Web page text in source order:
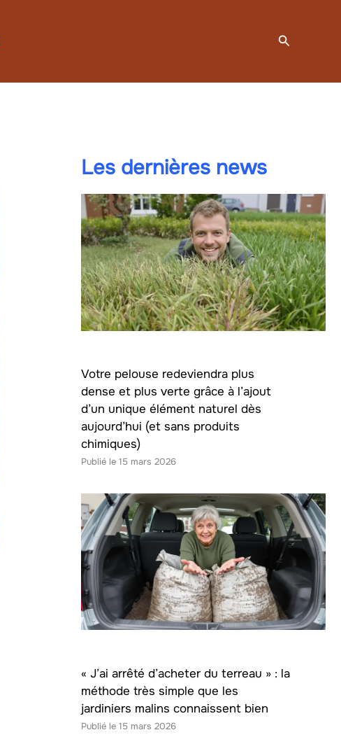
Les dernières news
Votre pelouse redeviendra plus
dense et plus verte grâce à l’ajout
d’un unique élément naturel dès
aujourd’hui (et sans produits
chimiques)
15 mars 2026
« J’ai arrêté d’acheter du terreau » : la
méthode très simple que les
jardiniers malins connaissent bien
15 mars 2026